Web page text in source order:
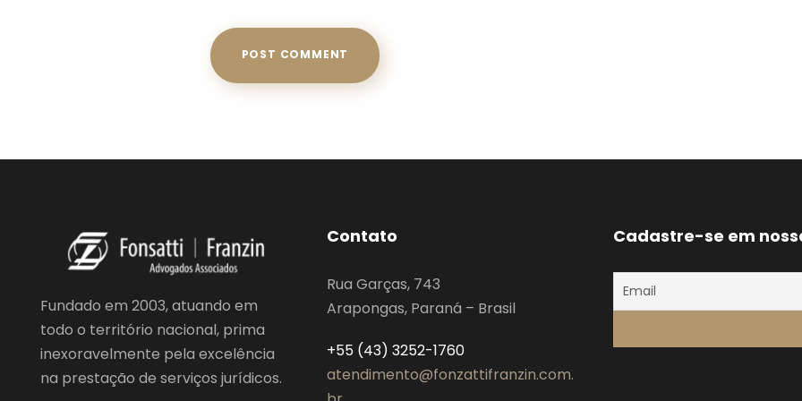
Fundado em 2003, atuando em
todo o território nacional, prima
inexoravelmente pela excelência
na prestação de serviços jurídicos.
Contato
Rua Garças, 743
Arapongas, Paraná – Brasil
+55 (43) 3252-1760
atendimento@fonzattifranzin.com.
Cadastre-se em